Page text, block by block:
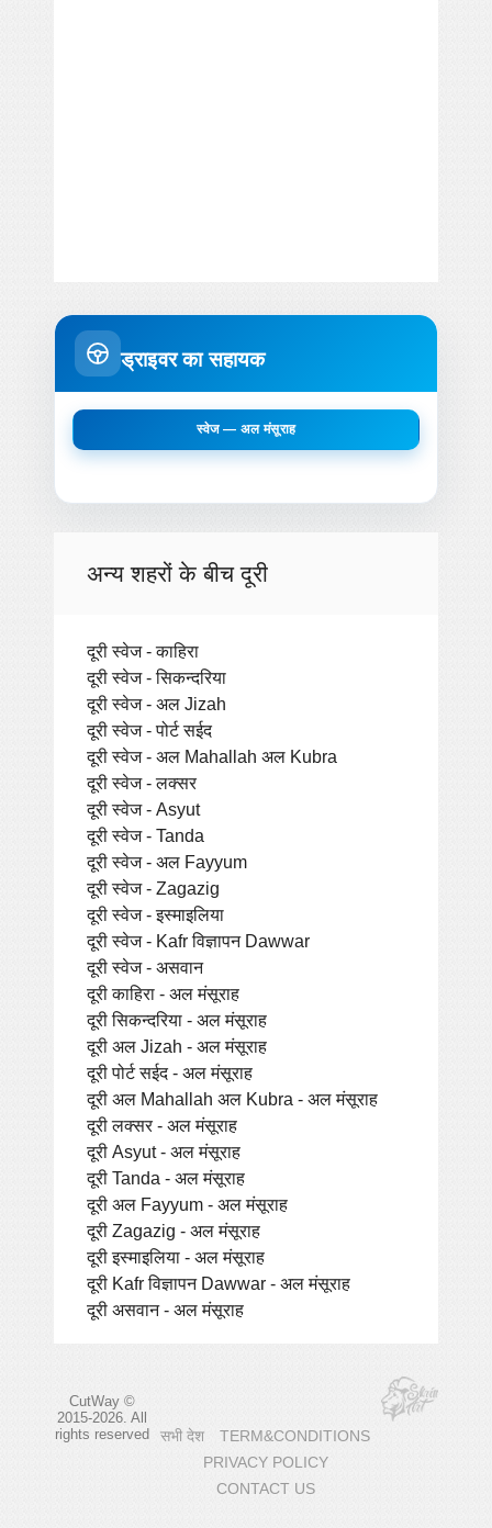
ड्राइवर का सहायक
स्वेज — अल मंसूराह
अन्य शहरों के बीच दूरी
दूरी स्वेज - काहिरा
दूरी स्वेज - सिकन्दरिया
दूरी स्वेज - अल Jizah
दूरी स्वेज - पोर्ट सईद
दूरी स्वेज - अल Mahallah अल Kubra
दूरी स्वेज - लक्सर
दूरी स्वेज - Asyut
दूरी स्वेज - Tanda
दूरी स्वेज - अल Fayyum
दूरी स्वेज - Zagazig
दूरी स्वेज - इस्माइलिया
दूरी स्वेज - Kafr विज्ञापन Dawwar
दूरी स्वेज - असवान
दूरी काहिरा - अल मंसूराह
दूरी सिकन्दरिया - अल मंसूराह
दूरी अल Jizah - अल मंसूराह
दूरी पोर्ट सईद - अल मंसूराह
दूरी अल Mahallah अल Kubra - अल मंसूराह
दूरी लक्सर - अल मंसूराह
दूरी Asyut - अल मंसूराह
दूरी Tanda - अल मंसूराह
दूरी अल Fayyum - अल मंसूराह
दूरी Zagazig - अल मंसूराह
दूरी इस्माइलिया - अल मंसूराह
दूरी Kafr विज्ञापन Dawwar - अल मंसूराह
दूरी असवान - अल मंसूराह
CutWay ©
2015-2026. All
rights reserved
सभी देश
TERM&CONDITIONS
PRIVACY POLICY
CONTACT US